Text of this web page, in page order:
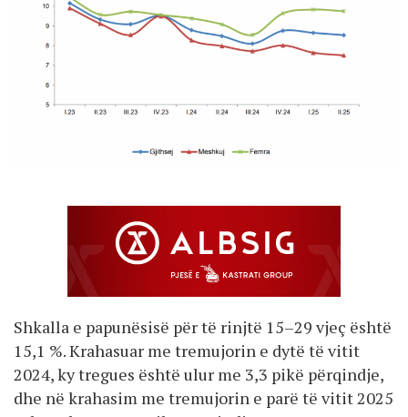
Shkalla e papunësisë për të rinjtë 15–29 vjeç është
15,1 %. Krahasuar me tremujorin e dytë të vitit
2024, ky tregues është ulur me 3,3 pikë përqindje,
dhe në krahasim me tremujorin e parë të vitit 2025